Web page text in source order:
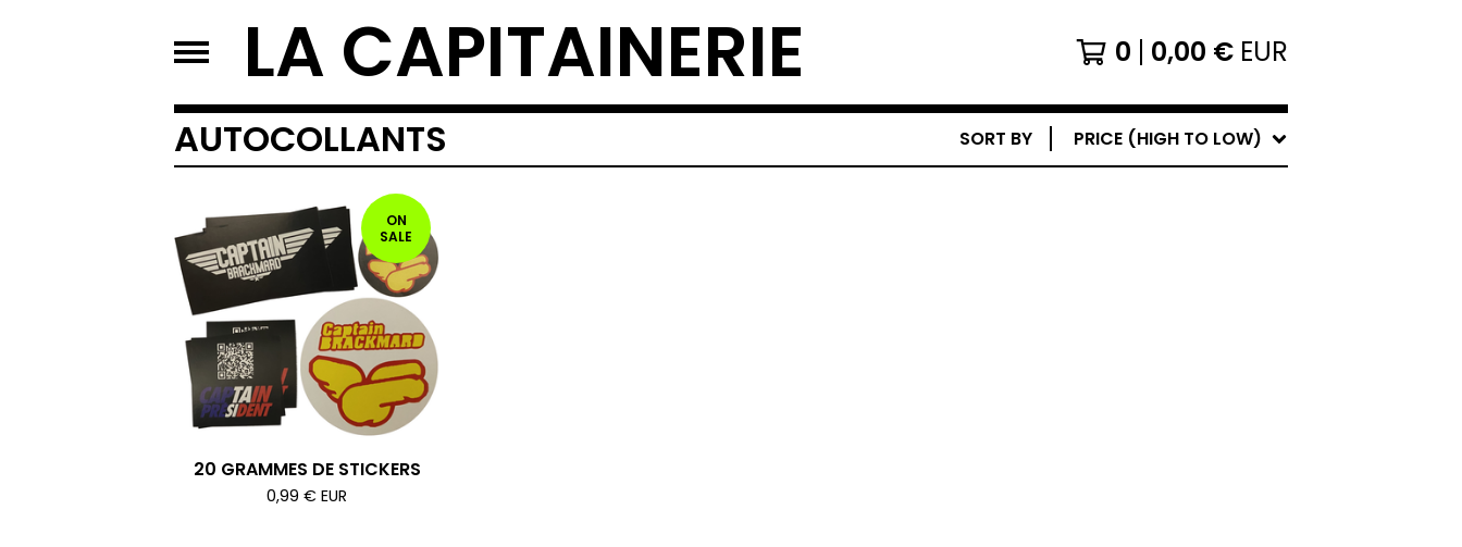
LA CAPITAINERIE 0 0,00 € EUR
AUTOCOLLANTS SORT BY PRICE (HIGH TO LOW)
ON
SALE
20 GRAMMES DE STICKERS
0,99 € EUR